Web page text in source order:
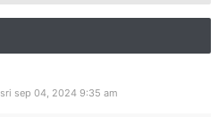
sri sep 04, 2024 9:35 am